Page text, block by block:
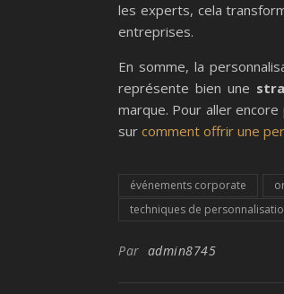
les experts, cela
entreprises.
En somme, la
représente bien une
marque. Pour aller
sur comment offrir une
événements corporate
techniques de
Par admin8745